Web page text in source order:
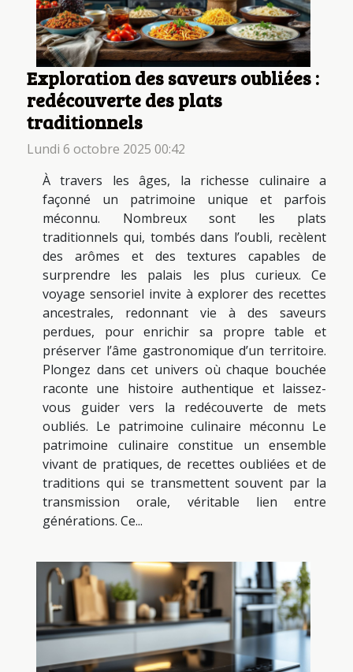
Exploration des saveurs oubliées :
redécouverte des plats
traditionnels
Lundi 6 octobre 2025 00:42
À travers les âges, la richesse culinaire a
façonné un patrimoine unique et parfois
méconnu. Nombreux sont les plats
traditionnels qui, tombés dans l’oubli, recèlent
des arômes et des textures capables de
surprendre les palais les plus curieux. Ce
voyage sensoriel invite à explorer des recettes
ancestrales, redonnant vie à des saveurs
perdues, pour enrichir sa propre table et
préserver l’âme gastronomique d’un territoire.
Plongez dans cet univers où chaque bouchée
raconte une histoire authentique et laissez-
vous guider vers la redécouverte de mets
oubliés. Le patrimoine culinaire méconnu Le
patrimoine culinaire constitue un ensemble
vivant de pratiques, de recettes oubliées et de
traditions qui se transmettent souvent par la
transmission orale, véritable lien entre
générations. Ce...